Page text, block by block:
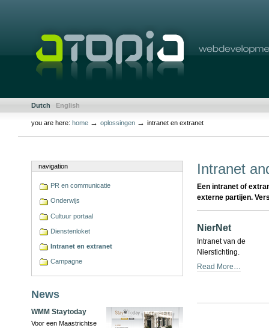
navigation
Dutch English
Personal
tools
you are here: home →oplossingen →intranet en extranet
navigation
PR en communicatie
Onderwijs
Cultuur portaal
Dienstenloket
Intranet en extranet
Campagne
News
WMM Staytoday
Voor een Maastrichtse
Intranet
Een intranet of
externe partijen.
NierNet
Intranet van de
Nierstichting.
Read More…